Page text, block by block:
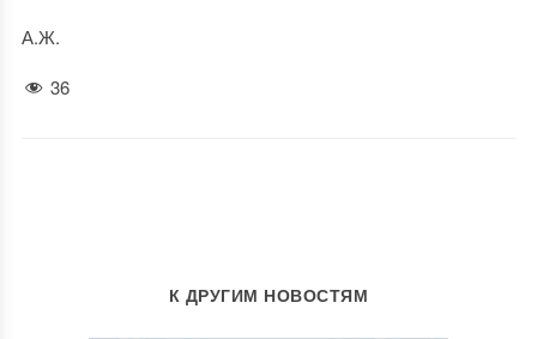
А.Ж.
36
К ДРУГИМ НОВОСТЯМ